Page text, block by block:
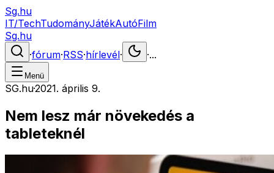
Sg.hu
IT/TechTudományJátékAutóFilm
Sg.hu
·fórum·RSS·hírlevél· ·...
Menü
SG.hu·2021. április 9.
Nem lesz már növekedés a
tableteknél